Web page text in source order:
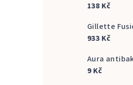
138 Kč
Gillette
933 Kč
9 Kč